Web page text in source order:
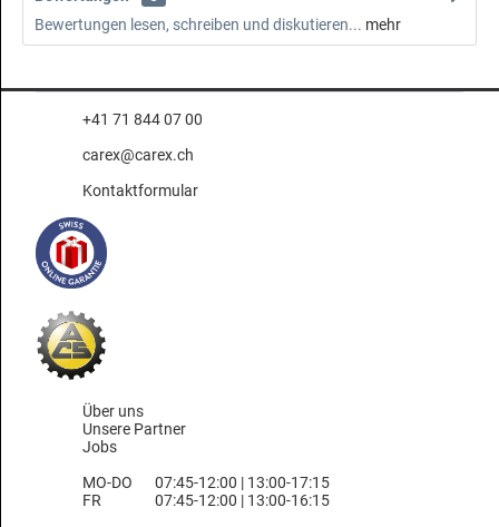
Bewertungen lesen, schreiben und diskutieren... mehr
+41 71 844 07 00
carex@carex.ch
Kontaktformular
Über uns
Unsere Partner
Jobs
MO-DO
FR
07:45-12:00 | 13:00-17:15
07:45-12:00 | 13:00-16:15